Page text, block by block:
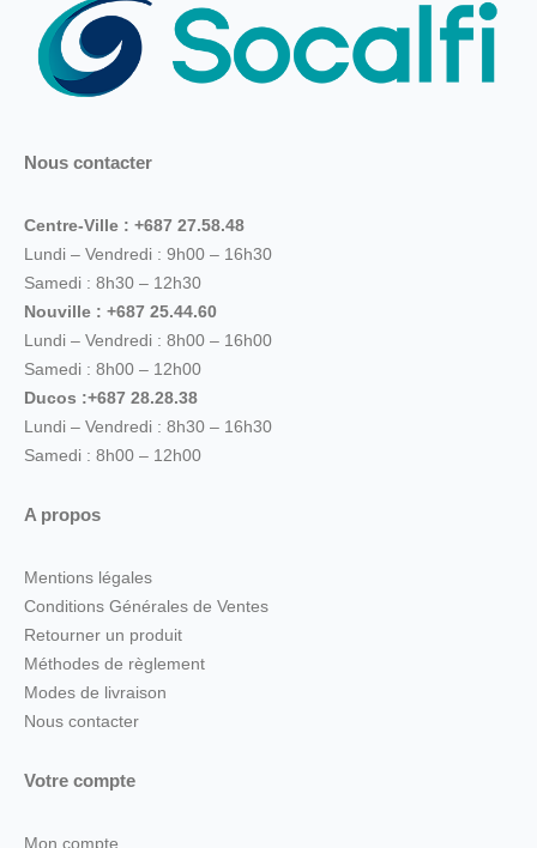
Nous contacter
Centre-Ville : +687 27.58.48
Lundi – Vendredi : 9h00 – 16h30
Samedi : 8h30 – 12h30
Nouville : +687 25.44.60
Lundi – Vendredi : 8h00 – 16h00
Samedi : 8h00 – 12h00
Ducos :+687 28.28.38
Lundi – Vendredi : 8h30 – 16h30
Samedi : 8h00 – 12h00
A propos
Mentions légales
Conditions Générales de Ventes
Retourner un produit
Méthodes de règlement
Modes de livraison
Nous contacter
Votre compte
Mon compte